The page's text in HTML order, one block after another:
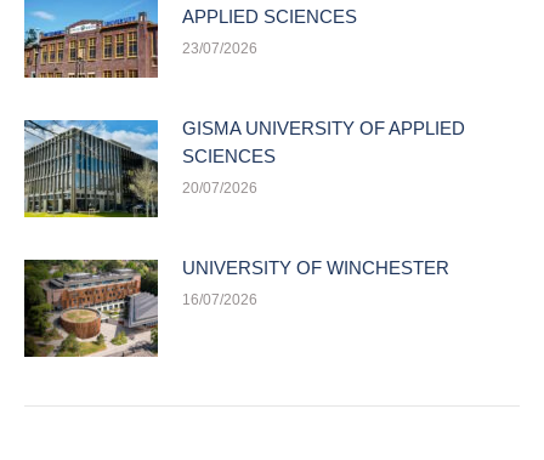
APPLIED SCIENCES
23/07/2026
GISMA UNIVERSITY OF APPLIED
SCIENCES
20/07/2026
UNIVERSITY OF WINCHESTER
16/07/2026